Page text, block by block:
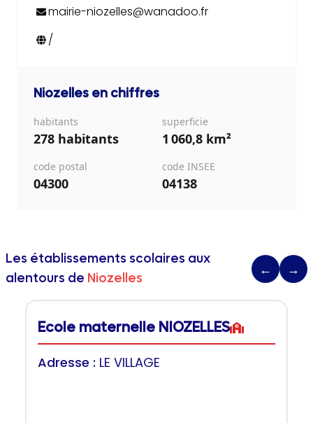
mairie-niozelles@wanadoo.fr
/
Niozelles en chiffres
habitants
278 habitants
superficie
1 060,8 km²
code postal
04300
code INSEE
04138
Les établissements scolaires aux
alentours de Niozelles
← →
Ecole maternelle NIOZELLES
Adresse : LE VILLAGE